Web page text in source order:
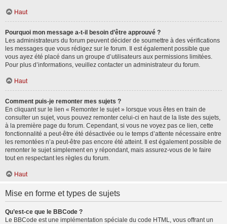
Haut
Pourquoi mon message a-t-il besoin d’être approuvé ?
Les administrateurs du forum peuvent décider de soumettre à des vérifications
les messages que vous rédigez sur le forum. Il est également possible que
vous ayez été placé dans un groupe d’utilisateurs aux permissions limitées.
Pour plus d’informations, veuillez contacter un administrateur du forum.
Haut
Comment puis-je remonter mes sujets ?
En cliquant sur le lien « Remonter le sujet » lorsque vous êtes en train de
consulter un sujet, vous pouvez remonter celui-ci en haut de la liste des sujets,
à la première page du forum. Cependant, si vous ne voyez pas ce lien, cette
fonctionnalité a peut-être été désactivée ou le temps d’attente nécessaire entre
les remontées n’a peut-être pas encore été atteint. Il est également possible de
remonter le sujet simplement en y répondant, mais assurez-vous de le faire
tout en respectant les règles du forum.
Haut
Mise en forme et types de sujets
Qu’est-ce que le BBCode ?
Le BBCode est une implémentation spéciale du code HTML, vous offrant un